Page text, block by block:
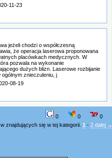
11-23
jeżeli chodzi o współczesną
że operacja laserowa proponowana
placówkach medycznych. W
pozwala na wykonanie
dużych blizn. Laserowe rozbijanie
znieczuleniu, j
08-19
0 0
0
znajdujących się w tej kategorii. 1 - 2 dalej →